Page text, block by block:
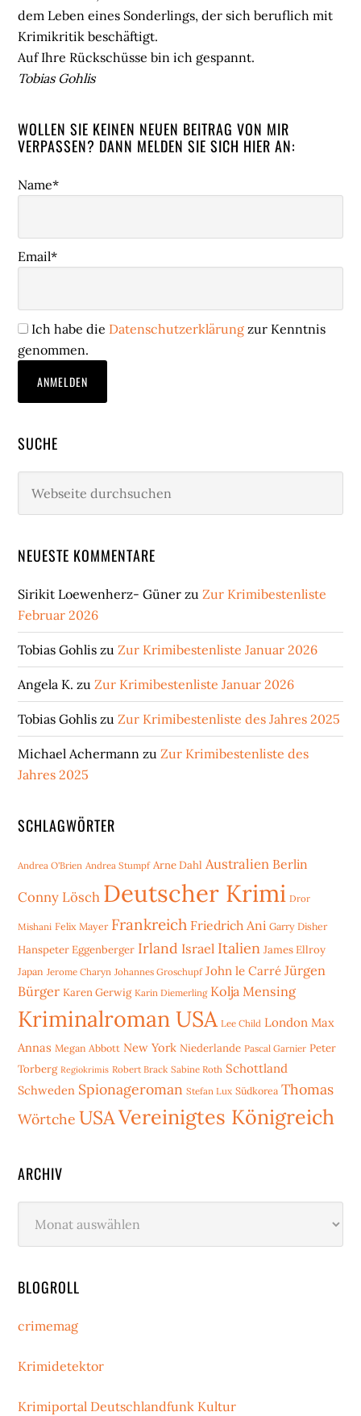
dem Leben eines Sonderlings, der sich beruflich mit
Krimikritik beschäftigt.
Auf Ihre Rückschüsse bin ich gespannt.
Tobias Gohlis
WOLLEN SIE KEINEN NEUEN BEITRAG VON MIR
VERPASSEN? DANN MELDEN SIE SICH HIER AN:
Name*
Email*
Ich habe die Datenschutzerklärung zur Kenntnis
genommen.
SUCHE
durchsuchen
NEUESTE KOMMENTARE
Sirikit Loewenherz- Güner zuZur Krimibestenliste
Februar 2026
Tobias Gohlis zuZur Krimibestenliste Januar 2026
Angela K. zuZur Krimibestenliste Januar 2026
Tobias Gohlis zuZur Krimibestenliste des Jahres 2025
Michael Achermann zuZur Krimibestenliste des
Jahres 2025
SCHLAGWÖRTER
Andrea O'Brien Andrea Stumpf Arne Dahl Australien Berlin
Conny Lösch Deutscher Krimi Dror
Mishani Felix Mayer Frankreich Friedrich Ani Garry Disher
Hanspeter Eggenberger Irland Israel Italien James Ellroy
Japan Jerome Charyn Johannes Groschupf John le Carré Jürgen
Bürger Karen Gerwig Karin Diemerling Kolja Mensing
Kriminalroman USA Lee Child London Max
Annas Megan Abbott New York Niederlande Pascal Garnier Peter
Torberg Regiokrimis Robert Brack Sabine Roth Schottland
Schweden Spionageroman Stefan Lux Südkorea Thomas
Wörtche USAVereinigtes Königreich
ARCHIV
BLOGROLL
crimemag
Krimidetektor
Krimiportal Deutschlandfunk Kultur